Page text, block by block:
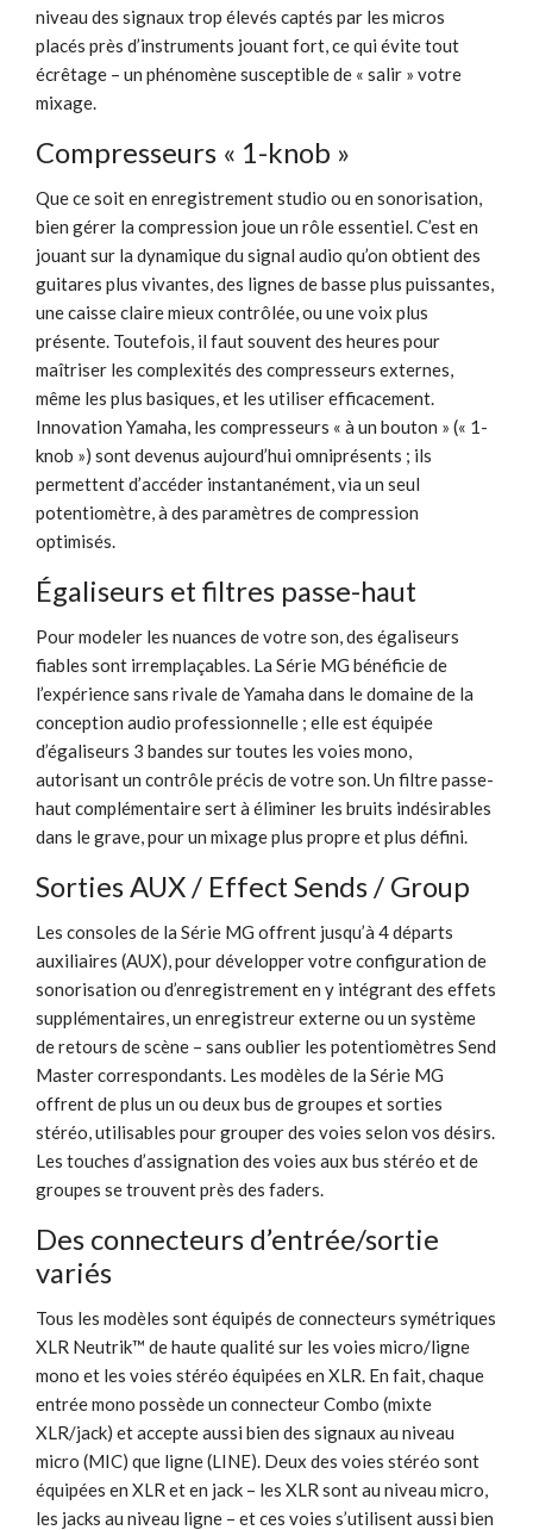
niveau des signaux trop élevés captés par les micros
placés près d’instruments jouant fort, ce qui évite tout
écrêtage – un phénomène susceptible de « salir » votre
mixage.
Compresseurs « 1-knob »
Que ce soit en enregistrement studio ou en sonorisation,
bien gérer la compression joue un rôle essentiel. C’est en
jouant sur la dynamique du signal audio qu’on obtient des
guitares plus vivantes, des lignes de basse plus puissantes,
une caisse claire mieux contrôlée, ou une voix plus
présente. Toutefois, il faut souvent des heures pour
maîtriser les complexités des compresseurs externes,
même les plus basiques, et les utiliser efficacement.
Innovation Yamaha, les compresseurs « à un bouton » (« 1-
knob ») sont devenus aujourd’hui omniprésents ; ils
permettent d’accéder instantanément, via un seul
potentiomètre, à des paramètres de compression
optimisés.
Égaliseurs et filtres passe-haut
Pour modeler les nuances de votre son, des égaliseurs
fiables sont irremplaçables. La Série MG bénéficie de
l’expérience sans rivale de Yamaha dans le domaine de la
conception audio professionnelle ; elle est équipée
d’égaliseurs 3 bandes sur toutes les voies mono,
autorisant un contrôle précis de votre son. Un filtre passe-
haut complémentaire sert à éliminer les bruits indésirables
dans le grave, pour un mixage plus propre et plus défini.
Sorties AUX / Effect Sends / Group
Les consoles de la Série MG offrent jusqu’à 4 départs
auxiliaires (AUX), pour développer votre configuration de
sonorisation ou d’enregistrement en y intégrant des effets
supplémentaires, un enregistreur externe ou un système
de retours de scène – sans oublier les potentiomètres Send
Master correspondants. Les modèles de la Série MG
offrent de plus un ou deux bus de groupes et sorties
stéréo, utilisables pour grouper des voies selon vos désirs.
Les touches d’assignation des voies aux bus stéréo et de
groupes se trouvent près des faders.
Des connecteurs d’entrée/sortie
variés
Tous les modèles sont équipés de connecteurs symétriques
XLR Neutrik™ de haute qualité sur les voies micro/ligne
mono et les voies stéréo équipées en XLR. En fait, chaque
entrée mono possède un connecteur Combo (mixte
XLR/jack) et accepte aussi bien des signaux au niveau
micro (MIC) que ligne (LINE). Deux des voies stéréo sont
équipées en XLR et en jack – les XLR sont au niveau micro,
les jacks au niveau ligne – et ces voies s’utilisent aussi bien